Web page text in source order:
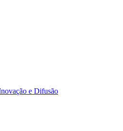
e Difusão